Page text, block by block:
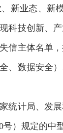
新业态、新
科技创新、
信主体名单
、数据安全
统计局、发
）规定的中